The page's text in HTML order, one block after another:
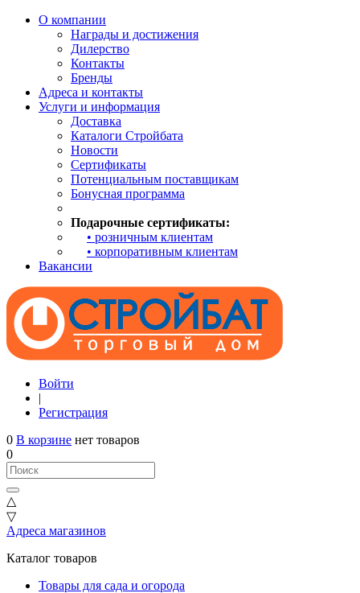
О компании
Награды и достижения
Дилерство
Контакты
Бренды
Адреса и контакты
Услуги и информация
Доставка
Каталоги Стройбата
Новости
Сертификаты
Потенциальным поставщикам
Бонусная программа
Подарочные сертификаты:
• розничным клиентам
• корпоративным клиентам
Вакансии
Войти
|
Регистрация
0 В корзине нет товаров
0
△
▽
Адреса магазинов
Каталог товаров
Товары для сада и огорода